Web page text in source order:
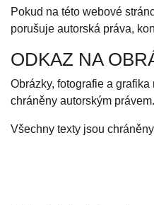
Pokud na této webové
porušuje autorská práva,
ODKAZ NA
Obrázky, fotografie a
chráněny autorským právem.
Všechny texty jsou